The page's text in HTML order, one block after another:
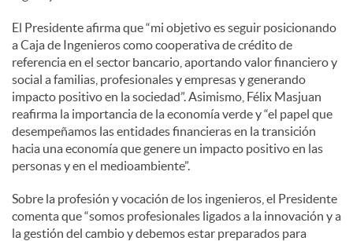
n
i
d
o
s
El Presidente afirma que “mi objetivo es seguir posicionando
a Caja de Ingenieros como cooperativa de crédito de
referencia en el sector bancario, aportando valor financiero y
social a familias, profesionales y empresas y generando
impacto positivo en la sociedad”. Asimismo, Félix Masjuan
reafirma la importancia de la economía verde y “el papel que
desempeñamos las entidades financieras en la transición
hacia una economía que genere un impacto positivo en las
personas y en el medioambiente”.
Sobre la profesión y vocación de los ingenieros, el Presidente
comenta que “somos profesionales ligados a la innovación y a
la gestión del cambio y debemos estar preparados para